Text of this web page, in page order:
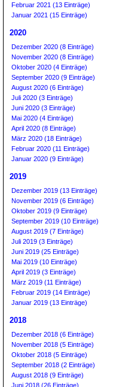
Februar 2021 (13 Einträge)
Januar 2021 (15 Einträge)
2020
Dezember 2020 (8 Einträge)
November 2020 (8 Einträge)
Oktober 2020 (4 Einträge)
September 2020 (9 Einträge)
August 2020 (6 Einträge)
Juli 2020 (3 Einträge)
Juni 2020 (3 Einträge)
Mai 2020 (4 Einträge)
April 2020 (8 Einträge)
März 2020 (18 Einträge)
Februar 2020 (11 Einträge)
Januar 2020 (9 Einträge)
2019
Dezember 2019 (13 Einträge)
November 2019 (6 Einträge)
Oktober 2019 (9 Einträge)
September 2019 (10 Einträge)
August 2019 (7 Einträge)
Juli 2019 (3 Einträge)
Juni 2019 (25 Einträge)
Mai 2019 (10 Einträge)
April 2019 (3 Einträge)
März 2019 (11 Einträge)
Februar 2019 (14 Einträge)
Januar 2019 (13 Einträge)
2018
Dezember 2018 (6 Einträge)
November 2018 (5 Einträge)
Oktober 2018 (5 Einträge)
September 2018 (2 Einträge)
August 2018 (9 Einträge)
Juni 2018 (26 Einträge)